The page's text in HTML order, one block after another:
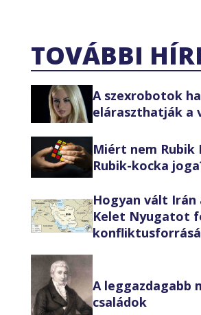
TOVÁBBI
A szexrobotok
eláraszthatják a
Miért nem Rubik
Rubik-kocka
Hogyan vált Irán
Kelet Nyugatot
A leggazdagabb
családok